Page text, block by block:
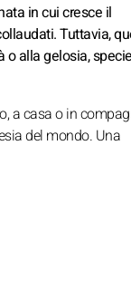
in cui cresce il
Tuttavia,
alla gelosia,
a casa o in
del mondo. Una